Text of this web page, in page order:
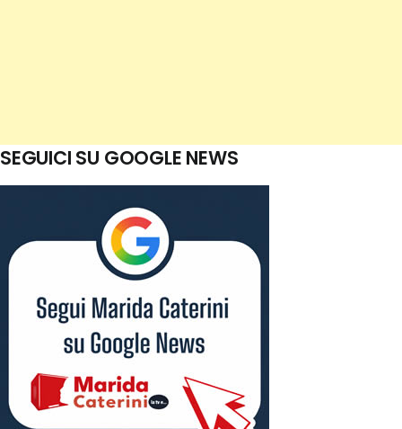
SEGUICI SU GOOGLE NEWS